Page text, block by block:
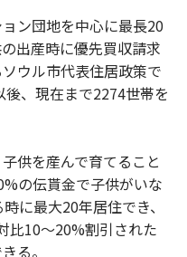
ン団地を中心に最長20
出産時に優先買収請求
ウル市代表住居政策で
、現在まで2274世帯を
供を産んで育てること
の伝貰金で子供がいな
に最大20年居住でき、
比10～20%割引された
る。